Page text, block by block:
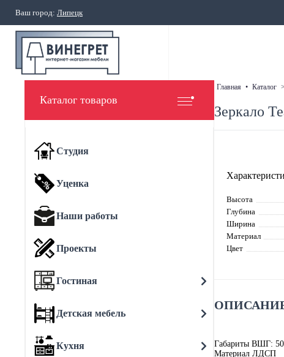
Ваш город: Липецк
Каталог товаров
Студия
Уценка
Наши работы
Проекты
Гостиная
Детская мебель
Кухня
главная • каталог >
Зеркало
Высота
Глубина
Ширина
Материал
Цвет
Габариты ВШГ:
Материал ЛДСП